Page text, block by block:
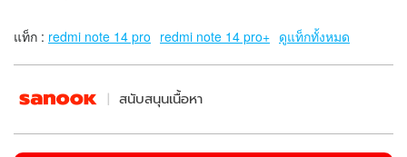
แท็ก : redmi note 14 pro redmi note 14 pro+ ดูแท็กทั้งหมด
สนับสนุนเนื้อหา